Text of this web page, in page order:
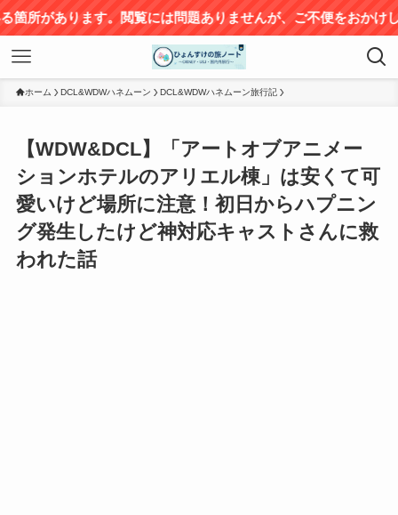
サイトリニュ
ホーム DCL&WDWハネムーン DCL&WDWハネムーン旅行記
【WDW&DCL】「アートオブアニメー
ションホテルのアリエル棟」は安くて可
愛いけど場所に注意！初日からハプニン
グ発生したけど神対応キャストさんに救
われた話